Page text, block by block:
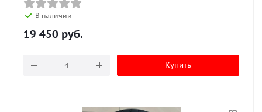
В наличии
19 450 руб.
Купить